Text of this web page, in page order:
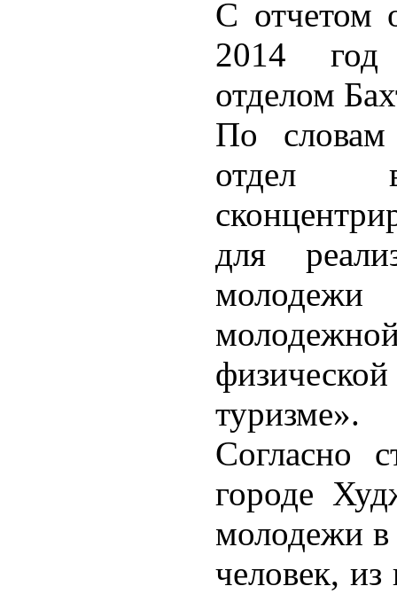
С отчетом
2014 год
отделом
По словам
отдел
для
туризме».
Согласно
городе
молодежи в
человек,